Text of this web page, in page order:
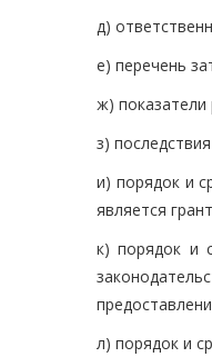
д)
е) перечень
ж) показатели
з)
и) порядок и
является
к) порядок и
л) порядок и